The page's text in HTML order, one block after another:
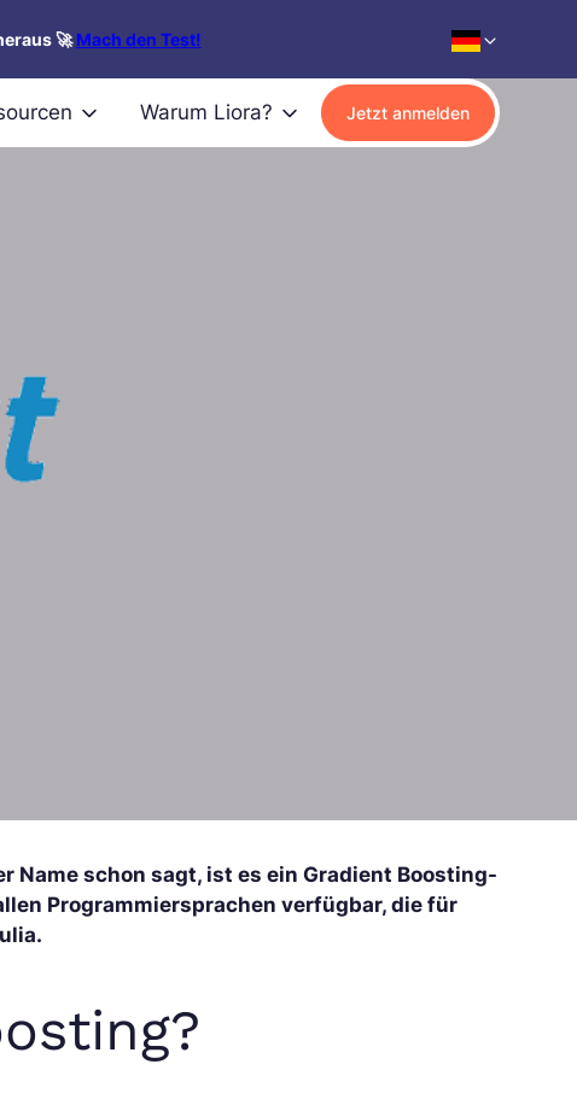
🚀Mach den Test!
Warum Liora? Jetzt anmelden
Name schon sagt, ist es ein Gradient Boosting-
Programmiersprachen verfügbar, die für